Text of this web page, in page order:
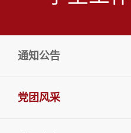
通知公告
党团风采